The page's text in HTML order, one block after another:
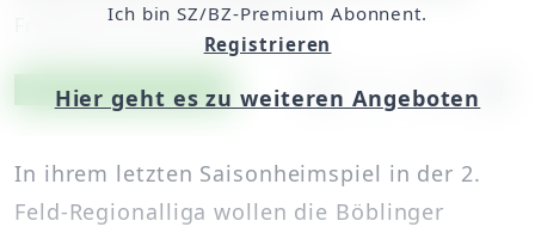
Freitag, 04. Juli 2014, 00:00 Uhr
Artikel vorlesen
Exklusiv für Abonnenten
In ihrem letzten Saisonheimspiel in der 2.
Feld-Regionalliga wollen die Böblinger
Ich bin SZ/BZ-Premium Abonnent.
Registrieren
Hier geht es zu weiteren Angeboten